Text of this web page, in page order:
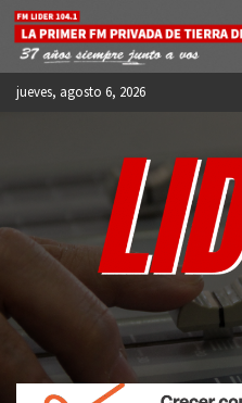
Skip
content
jueves, agosto 6, 2026
FM LIDER